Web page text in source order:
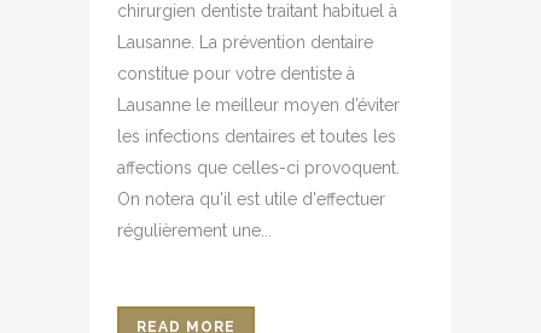
chirurgien dentiste traitant habituel à
Lausanne. La prévention dentaire
constitue pour votre dentiste à
Lausanne le meilleur moyen d’éviter
les infections dentaires et toutes les
affections que celles-ci provoquent.
On notera qu'il est utile d'effectuer
régulièrement une...
READ MORE